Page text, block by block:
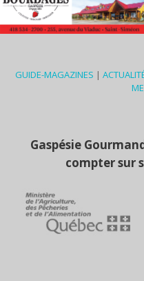
GUIDE-MAGAZINES |
Gaspésie
compter sur